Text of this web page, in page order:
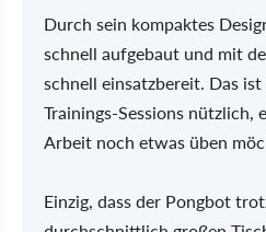
Durch sein kompaktes
schnell aufgebaut und mit
schnell einsatzbereit. Das
Trainings-Sessions nützlich,
Arbeit noch etwas üben
Einzig, dass der Pongbot